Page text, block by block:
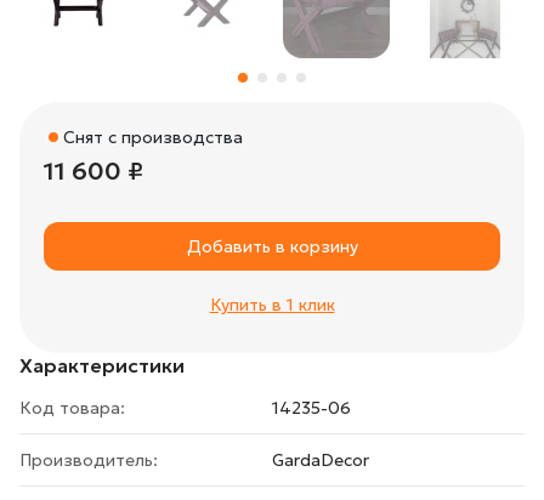
Характеристики
Код товара: 14235-06
Производитель: GardaDecor
Снят с производства
11 600 ₽
Добавить в корзину
Купить в 1 клик